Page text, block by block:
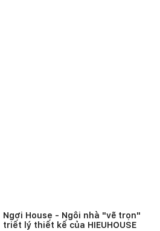
Ngơi House - Ngôi nhà "vẽ trọn"
triết lý thiết kế của HIEUHOUSE